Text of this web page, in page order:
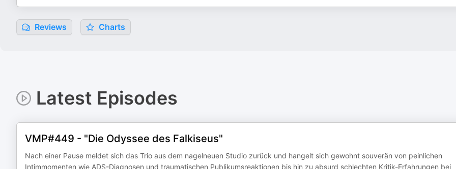
Reviews Charts
Latest Episodes
VMP#449 - "Die Odyssee des Falkiseus"
Nach einer Pause meldet sich das Trio aus dem nagelneuen Studio zurück und hangelt sich gewohnt souverän von peinlichen
Intimmomenten wie ADS-Diagnosen und traumatischen Publikumsreaktionen bis hin zu absurd schlechten Kritik-Erfahrungen bei